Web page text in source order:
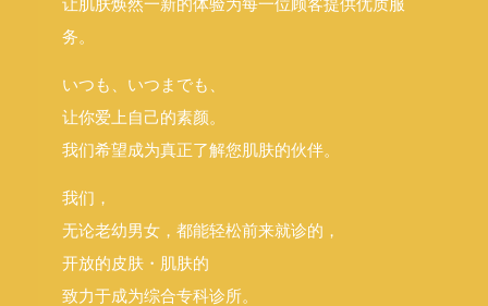
务。
いつも、いつまでも、
让你爱上自己的素颜。
我们希望成为真正了解您肌肤的伙伴。
我们，
无论老幼男女，都能轻松前来就诊的，
开放的皮肤・肌肤的
致力于成为综合专科诊所。